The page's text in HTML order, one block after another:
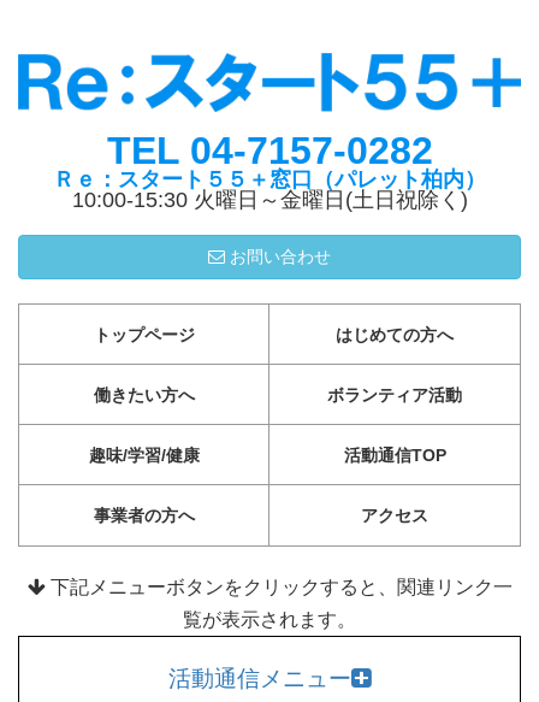
TEL 04-7157-0282
Ｒｅ：スタート５５＋窓口（パレット柏内）
10:00-15:30 火曜日～金曜日(土日祝除く)
お問い合わせ
トップページ はじめての方へ
働きたい方へ ボランティア活動
趣味/学習/健康 活動通信TOP
事業者の方へ アクセス
下記メニューボタンをクリックすると、関連リンク一
覧が表示されます。
活動通信メニュー